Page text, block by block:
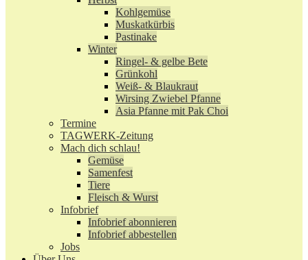
Kohlgemüse
Muskatkürbis
Pastinake
Winter
Ringel- & gelbe Bete
Grünkohl
Weiß- & Blaukraut
Wirsing Zwiebel Pfanne
Asia Pfanne mit Pak Choi
Termine
TAGWERK-Zeitung
Mach dich schlau!
Gemüse
Samenfest
Tiere
Fleisch & Wurst
Infobrief
Infobrief abonnieren
Infobrief abbestellen
Jobs